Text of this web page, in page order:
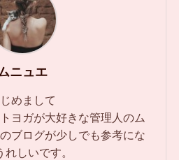
ニュエ
めまして
ヨガが大好きな管理人のム
ブログが少しでも参考にな
れしいです。